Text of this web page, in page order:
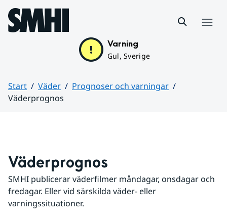
Hoppa till sidans innehåll
Varning
Gul, Sverige
Start Väder
Prognoser och varningar
Väderprognos
Väderprognos
SMHI publicerar väderfilmer måndagar, onsdagar och
fredagar. Eller vid särskilda väder- eller
varningssituationer.